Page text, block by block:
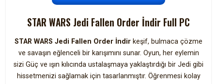
STAR WARS Jedi Fallen Order İndir Full PC
STAR WARS Jedi Fallen Order İndir keşif, bulmaca çözme
ve savaşın eğlenceli bir karışımını sunar. Oyun, her eylemin
sizi Güç ve ışın kılıcında ustalaşmaya yaklaştırdığı bir Jedi gibi
hissetmenizi sağlamak için tasarlanmıştır. Öğrenmesi kolay